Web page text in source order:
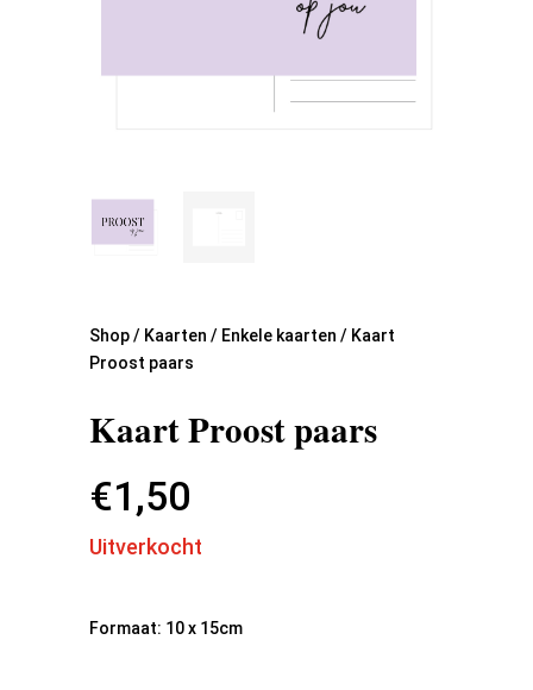
Shop/ Kaarten / Enkele kaarten / Kaart
Proost paars
Kaart Proost paars
€1,50
Uitverkocht
Formaat: 10 x 15cm